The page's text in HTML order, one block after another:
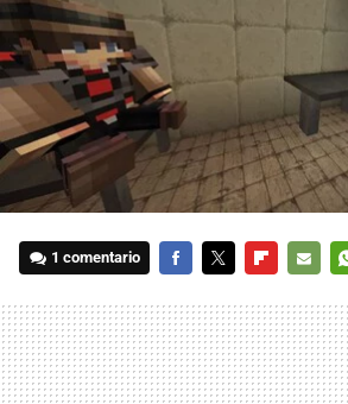
1 comentario
MAIL